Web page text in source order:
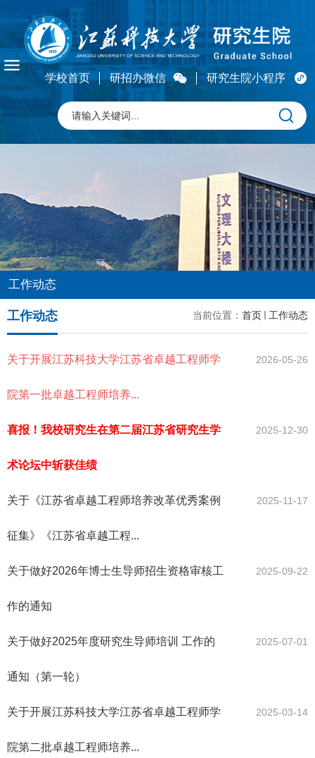
学校首页 研招办微信 研究生院小程序
工作动态
当前位置： 首页 工作动态
工作动态
关于开展江苏科技大学江苏省卓越工程师学
院第一批卓越工程师培养...
2026-05-26
喜报！我校研究生在第二届江苏省研究生学
术论坛中斩获佳绩
2025-12-30
关于《江苏省卓越工程师培养改革优秀案例
征集》《江苏省卓越工程...
2025-11-17
关于做好2026年博士生导师招生资格审核工
作的通知
2025-09-22
关于做好2025年度研究生导师培训 工作的
通知（第一轮）
2025-07-01
关于开展江苏科技大学江苏省卓越工程师学
院第二批卓越工程师培养...
2025-03-14